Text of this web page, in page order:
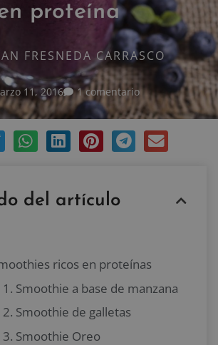
proteína
FRESNEDA CARRASCO
11, 2016 1 comentario
del artículo
ricos en proteínas
1. Smoothie a base de manzana
2. Smoothie de galletas
3. Smoothie Oreo